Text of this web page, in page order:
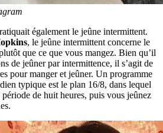
également le jeûne intermittent.
, le jeûne intermittent concerne le
que ce que vous mangez. Bien qu’il
de jeûner par intermittence, il s’agit de
pour manger et jeûner. Un programme
typique est le plan 16/8, dans lequel
de huit heures, puis vous jeûnez